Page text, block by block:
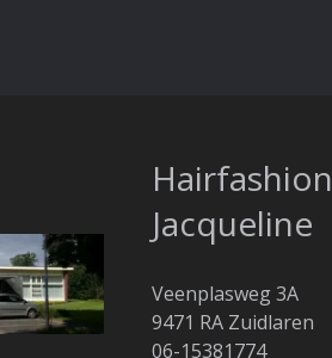
Hairfashion
Jacqueline
Veenplasweg 3A
9471 RA Zuidlaren
06-15381774